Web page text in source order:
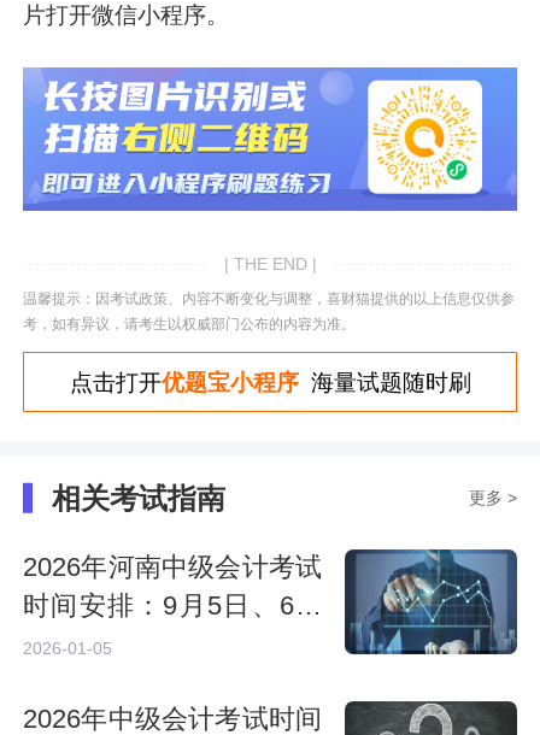
片打开微信小程序。
| THE END |
温馨提示：因考试政策、内容不断变化与调整，喜财猫提供的以上信息仅供参
考，如有异议，请考生以权威部门公布的内容为准。
点击打开优题宝小程序海量试题随时刷
相关考试指南 更多 >
2026年河南中级会计考试
时间安排：9月5日、6日
（2天2批次）
2026-01-05
2026年中级会计考试时间